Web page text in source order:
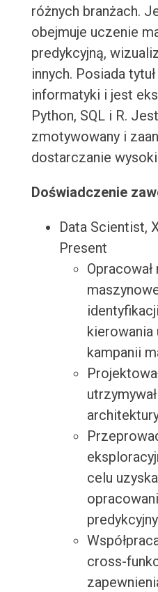
różnych branżach.
obejmuje uczenie
predykcyjną,
innych. Posiada
informatyki i jest
Python, SQL i R.
zmotywowany i
dostarczanie
Doświadczenie
Data Scientist,
Present
kierowania
kampanii
celu
cross-